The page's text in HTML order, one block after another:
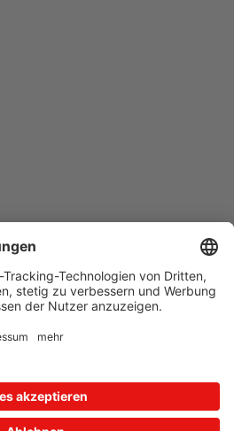
Hier können Sie sich anmelden:
Zum Formular